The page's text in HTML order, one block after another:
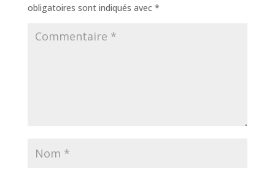
obligatoires sont indiqués avec *